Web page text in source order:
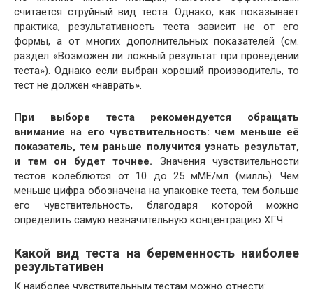
считается струйный вид теста. Однако, как показывает
практика, результативность теста зависит не от его
формы, а от многих дополнительных показателей (см.
раздел «Возможен ли ложный результат при проведении
теста»). Однако если выбран хороший производитель, то
тест не должен «наврать».
При выборе теста рекомендуется обращать
внимание на его чувствительность: чем меньше её
показатель, тем раньше получится узнать результат,
и тем он будет точнее. Значения чувствительности
тестов колеблются от 10 до 25 мМЕ/мл (милль). Чем
меньше цифра обозначена на упаковке теста, тем больше
его чувствительность, благодаря которой можно
определить самую незначительную концентрацию ХГЧ.
Какой вид теста на беременность наиболее
результативен
К наиболее чувствительным тестам можно отнести: